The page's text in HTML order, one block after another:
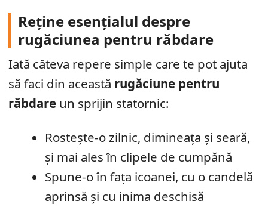
Reține esențialul despre
rugăciunea pentru răbdare
Iată câteva repere simple care te pot ajuta
să faci din această rugăciune pentru
răbdare un sprijin statornic:
Rostește-o zilnic, dimineața și seară,
și mai ales în clipele de cumpănă
Spune-o în fața icoanei, cu o candelă
aprinsă și cu inima deschisă